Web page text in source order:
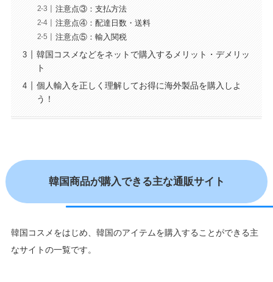
注意点③：支払方法
注意点④：配達日数・送料
注意点⑤：輸入関税
韓国コスメなどをネットで購入するメリット・デメリッ
ト
個人輸入を正しく理解してお得に海外製品を購入しよ
う！
韓国商品が購入できる主な通販サイト
韓国コスメをはじめ、韓国のアイテムを購入することができる主
なサイトの一覧です。